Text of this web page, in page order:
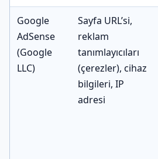
Google
AdSense
(Google
LLC)
Sayfa URL’si,
reklam
tanımlayıcıları
(çerezler), cihaz
bilgileri, IP
adresi